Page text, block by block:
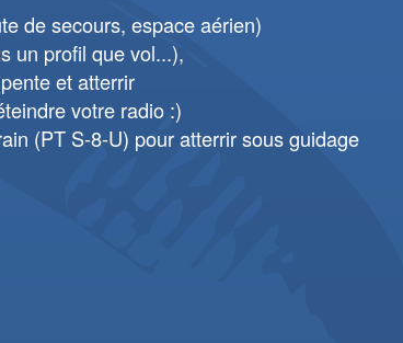
de secours, espace aérien)
un profil que vol...),
et atterrir
votre radio :)
(PT S-8-U) pour atterrir sous guidage